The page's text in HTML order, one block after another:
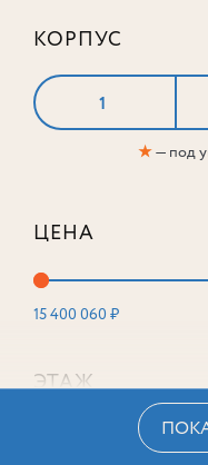
КОРПУС
1
★— под
ЦЕНА
15 400 060 ₽
ЭТАЖ